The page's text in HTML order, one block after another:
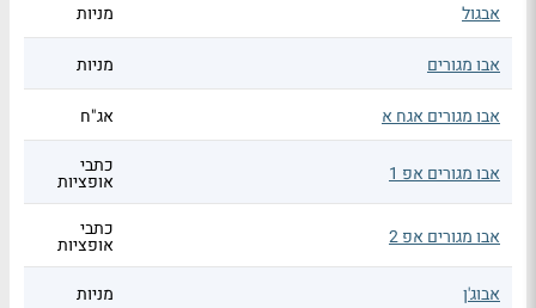
אבגול
מניות
אבו מגורים מניות
אבו מגורים אגח א אג"ח
אבו מגורים אפ 1 כתבי
אופציות
אבו מגורים אפ 2 כתבי
אופציות
אבוג'ן
מניות